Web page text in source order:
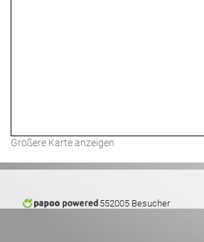
Größere Karte anzeigen
552005 Besucher